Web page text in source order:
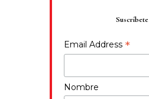
Suscríbete
Email Address *
Nombre